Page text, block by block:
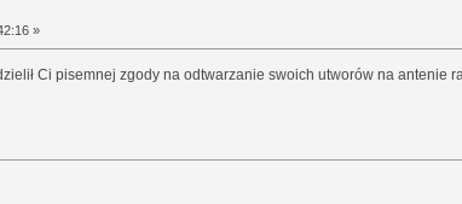
»
Ci pisemnej zgody na odtwarzanie swoich utworów na antenie